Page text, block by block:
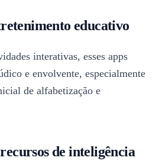
educativo
interativas, esses apps
e envolvente, especialmente
de alfabetização e
de inteligência